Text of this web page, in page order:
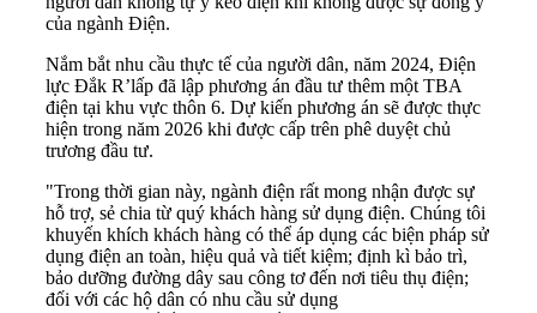
của ngành Điện.
Nắm bắt nhu cầu thực tế của người dân, năm 2024, Điện
lực Đắk R’lấp đã lập phương án đầu tư thêm một TBA
điện tại khu vực thôn 6. Dự kiến phương án sẽ được thực
hiện trong năm 2026 khi được cấp trên phê duyệt chủ
trương đầu tư.
"Trong thời gian này, ngành điện rất mong nhận được sự
hỗ trợ, sẻ chia từ quý khách hàng sử dụng điện. Chúng tôi
khuyến khích khách hàng có thể áp dụng các biện pháp sử
dụng điện an toàn, hiệu quả và tiết kiệm; định kì bảo trì,
bảo dưỡng đường dây sau công tơ đến nơi tiêu thụ điện;
đối với các hộ dân có nhu cầu sử dụng